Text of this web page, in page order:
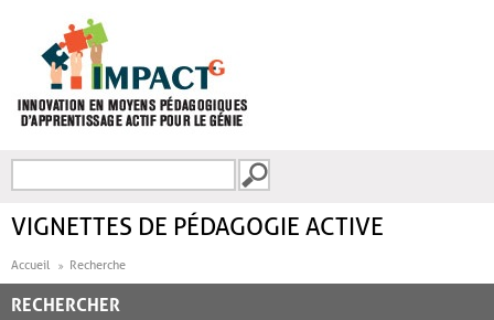
FORMULAIRE DE
VIGNETTES DE PÉDAGOGIE ACTIVE
Accueil Recherche
RECHERCHER